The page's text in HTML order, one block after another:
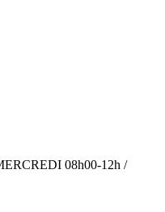
08h00-12h /